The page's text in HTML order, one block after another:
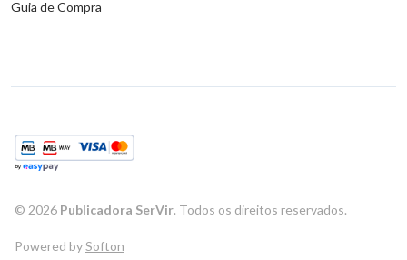
Guia de Compra
© 2026 Publicadora SerVir. Todos os direitos reservados.
Powered bySofton